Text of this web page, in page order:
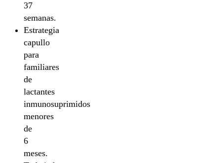
37
semanas.
Estrategia
capullo
para
familiares
de
lactantes
inmunosuprimidos
menores
de
6
meses.